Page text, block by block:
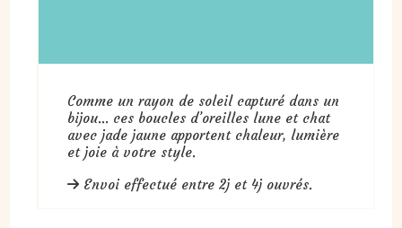
Comme un rayon de soleil capturé dans un
bijou… ces boucles d’oreilles lune et chat
avec jade jaune apportent chaleur, lumière
et joie à votre style.
Envoi effectué entre 2j et 4j ouvrés.